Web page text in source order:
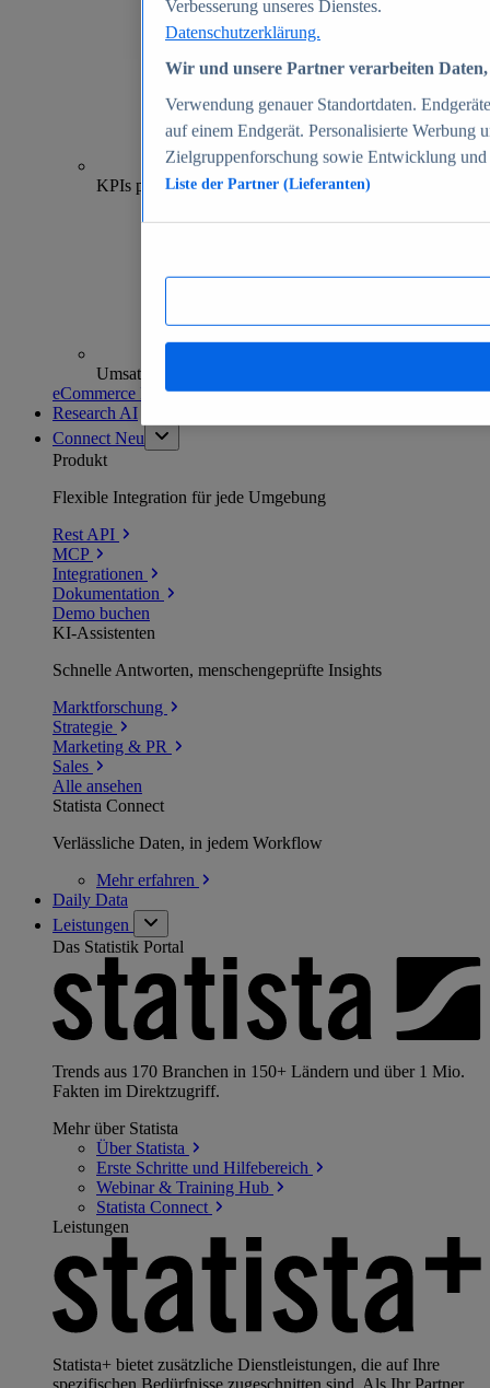
70+
KPIs pro Shop
Umsatzanalysen und -prognosen
eCommerce Insights entdecken
Research AI
Connect Neu
Produkt
Flexible Integration für jede Umgebung
Rest API
MCP
Integrationen
Dokumentation
Demo buchen
KI-Assistenten
Schnelle Antworten, menschengeprüfte Insights
Marktforschung
Strategie
Marketing & PR
Sales
Alle ansehen
Statista Connect
Verlässliche Daten, in jedem Workflow
Mehrerfahren
Daily Data
Leistungen
Das Statistik Portal
Trends aus 170 Branchen in 150+ Ländern und über 1 Mio.
Fakten im Direktzugriff.
Mehr über Statista
Über Statista
Erste Schritte und Hilfebereich
Webinar & Training Hub
Statista Connect
Leistungen
Statista+ bietet zusätzliche Dienstleistungen, die auf Ihre
spezifischen Bedürfnisse zugeschnitten sind. Als Ihr Partner
Verbesserung unseres Dienstes.
Datenschutzerklärung.
Wir und unsere Partner verarbeiten
Verwendung genauer Standortdaten.
auf einem Endgerät. Personalisierte Werbung
Zielgruppenforschung sowie Entwicklung
Liste der Partner (Lieferanten)